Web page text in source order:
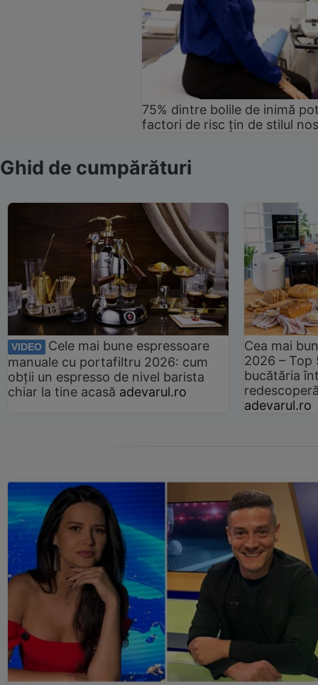
75% dintre bolile de inimă
factori de risc țin de stilul
Ghid de cumpărături
VIDEO
Cele mai bune espressoare
manuale cu portafiltru 2026: cum
obții un espresso de nivel barista
chiar la tine acasă adevarul.ro
Cea mai
2026 –
bucătăria
adevarul.ro